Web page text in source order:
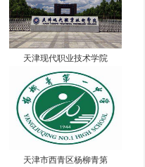
天津现代职业技术学院
天津市西青区杨柳青第